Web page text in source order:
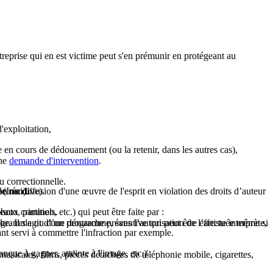
qui en est victime peut s'en prémunir en protégeant au
ou diffusion d'une œuvre de l'esprit en violation des droits d’auteur
ou d’un programme, sans l’autorisation de l’artiste interprète,
films, pièces détachées de téléphonie mobile, cigarettes,
(Inao).
partition, etc.) qui peut être faite par :
cours de dédouanement (ou la retenir, dans les autres cas),
demande d'intervention.
correctionnelle.
Il s'agit d'une démarche préventive qui peut être effectuée même si
récidive).
criminels.
servi à commettre l'infraction par exemple.
à gagner, atteinte à l'image, etc.).